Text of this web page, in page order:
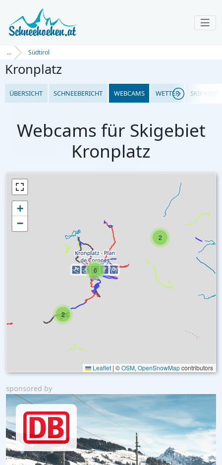
... Südtirol
Kronplatz
ÜBERSICHT SCHNEEBERICHT WEBCAMS WETTER
Webcams für Skigebiet
Kronplatz
2
2
6
+
−
Leaflet | ©OSM, OpenSnowMapcontributors
sponsored by